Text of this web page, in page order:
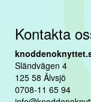
Kontakta
Sländvägen 4
125 58 Älvsjö
0708-11 65 94